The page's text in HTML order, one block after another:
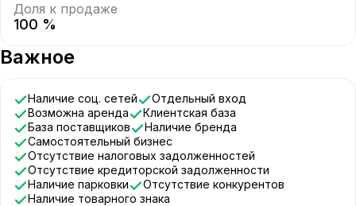
Доля к продаже
100 %
Важное
Наличие соц. сетей
Отдельный вход
Возможна аренда
Клиентская база
База поставщиков
Наличие бренда
Самостоятельный бизнес
Отсутствие налоговых задолженностей
Отсутствие кредиторской задолженности
Наличие парковки
Отсутствие конкурентов
Наличие товарного знака